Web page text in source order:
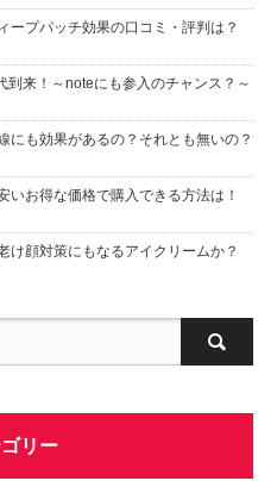
ープパッチ効果の口コミ・評判は？
到来！～noteにも参入のチャンス？～
にも効果があるの？それとも無いの？
いお得な価格で購入できる方法は！
け顔対策にもなるアイクリームか？
リー